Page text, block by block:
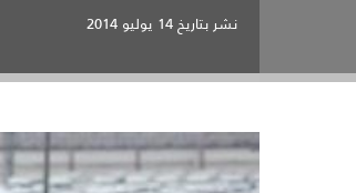
نشر بتاريخ14 يوليو 2014